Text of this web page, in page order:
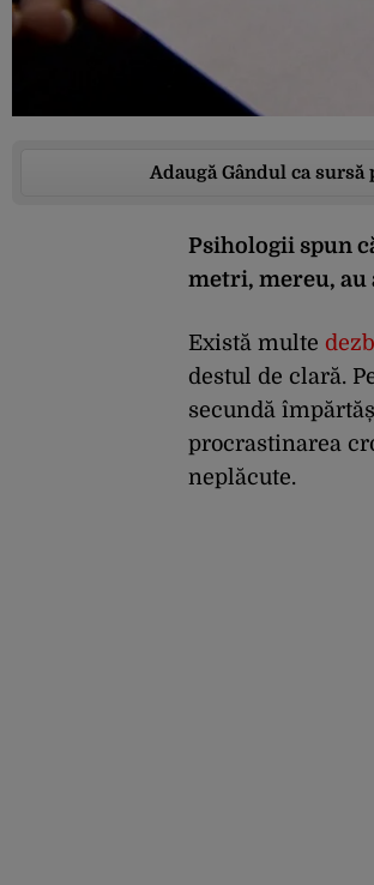
Adaugă Gândul ca sursă
Psihologii spun
metri, mereu, au
Există multe
destul de clară.
secundă
procrastinarea
neplăcute.